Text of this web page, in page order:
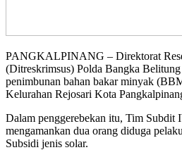
PANGKALPINANG – Direktorat
(Ditreskrimsus) Polda Bangka
penimbunan bahan bakar minyak
Kelurahan Rejosari Kota
Dalam penggerebekan itu, Tim Subdit
mengamankan dua orang diduga
Subsidi jenis solar.